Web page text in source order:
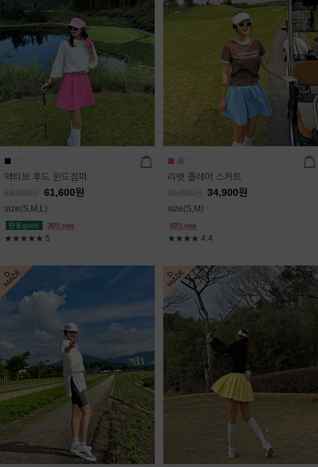
액티브 후드 윈드점퍼
88,000 61,600원
size(S,M,L)
★★★★★ 5
리벳 플레어 스커트
69,800 34,900원
size(S,M)
★★★★ 4.4